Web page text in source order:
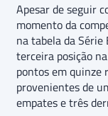
Apesar de seguir
momento da
na tabela da
terceira posição
pontos em quinze
provenientes de
empates e três